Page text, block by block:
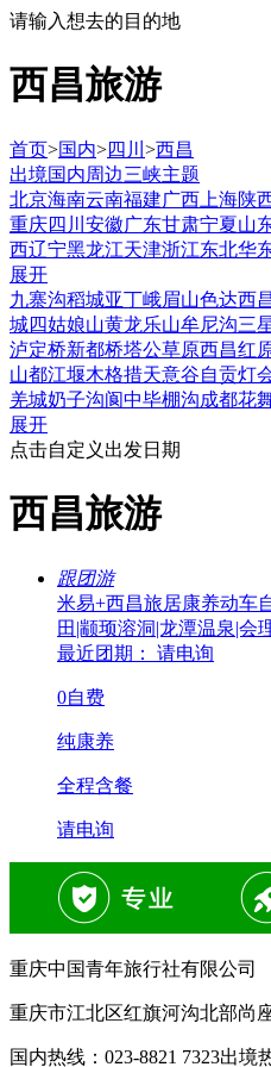
请输入想去的目的地
西昌旅游
首页>国内>四川 >西昌
出境国内周边三峡主题
北京海南云南福建广西 上海陕
重庆四川 安徽广东甘肃宁夏山
西辽宁黑龙江天津浙江东北华
展开
九寨沟稻城亚丁峨眉山色达西
城四姑娘山黄龙乐山牟尼沟三
泸定桥新都桥塔公草原西昌红
山都江堰木格措天意谷自贡灯
羌城奶子沟阆中毕棚沟成都花
展开
点击自定义出发日期
西昌旅游
跟团游
米易+西昌旅居康养动车
田|颛顼溶洞|龙潭温泉|会
最近团期： 请电询
0自费
纯康养
全程含餐
请电询
重庆中国青年旅行社有限公司
重庆市江北区红旗河沟北部尚
国内热线： 023-8821 7323出境